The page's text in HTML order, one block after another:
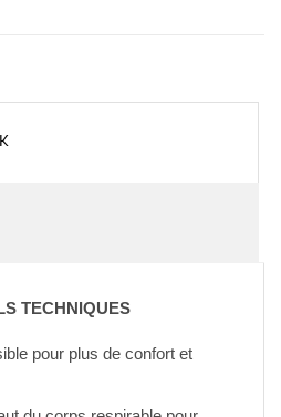
TECHNIQUES
pour plus de confort et